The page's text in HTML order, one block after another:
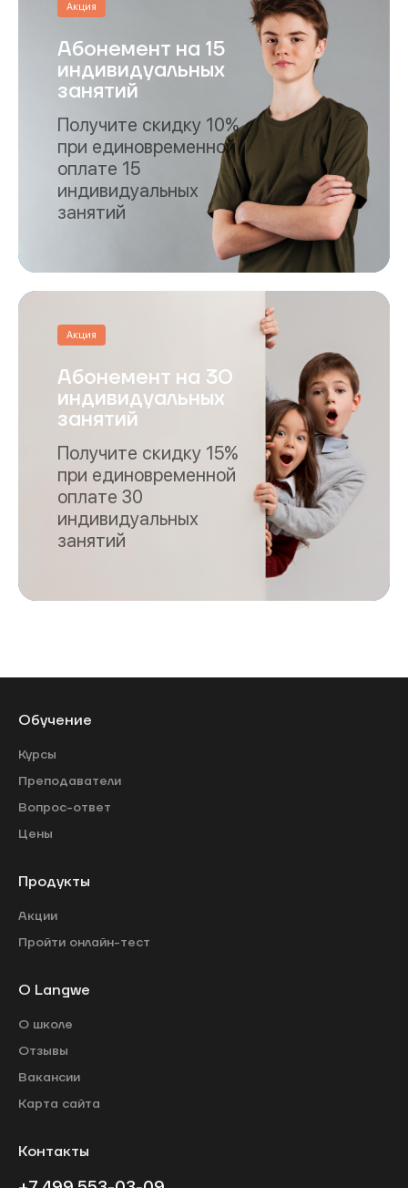
Акция
Абонемент на 15
индивидуальных
занятий
Получите скидку 10%
при единовременной
оплате 15
индивидуальных
занятий
Акция
Абонемент на 30
индивидуальных
занятий
Получите скидку 15%
при единовременной
оплате 30
индивидуальных
занятий
Обучение
Курсы
Преподаватели
Вопрос-ответ
Цены
Продукты
Акции
Пройти онлайн-тест
О Langwe
О школе
Отзывы
Вакансии
Карта сайта
Контакты